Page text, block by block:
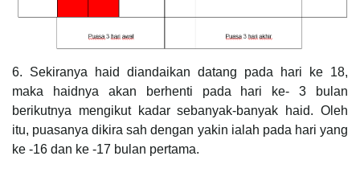
6. Sekiranya haid diandaikan datang pada hari ke 18,
maka haidnya akan berhenti pada hari ke- 3 bulan
berikutnya mengikut kadar sebanyak-banyak haid. Oleh
itu, puasanya dikira sah dengan yakin ialah pada hari yang
ke -16 dan ke -17 bulan pertama.